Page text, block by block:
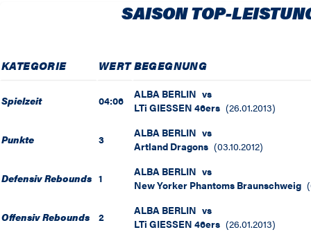
SAISON TOP-
KATEGORIE WERTBEGEGNUNG
Spielzeit 04:06 ALBA BERLIN vs
LTi GIESSEN 46ers (26.01.2013)
Punkte 3 ALBA BERLIN vs
Artland Dragons (03.10.2012)
Defensiv Rebounds 1 ALBA BERLIN vs
New Yorker Phantoms Braunschweig (
Offensiv Rebounds 2 ALBA BERLIN vs
LTi GIESSEN 46ers (26.01.2013)